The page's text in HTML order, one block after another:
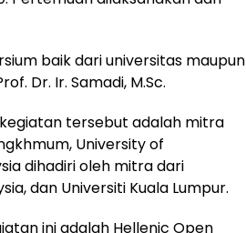
baik dari universitas maupun
Dr. Ir. Samadi, M.Sc.
tersebut adalah mitra
University of
dihadiri oleh mitra dari
dan Universiti Kuala Lumpur.
ini adalah Hellenic Open